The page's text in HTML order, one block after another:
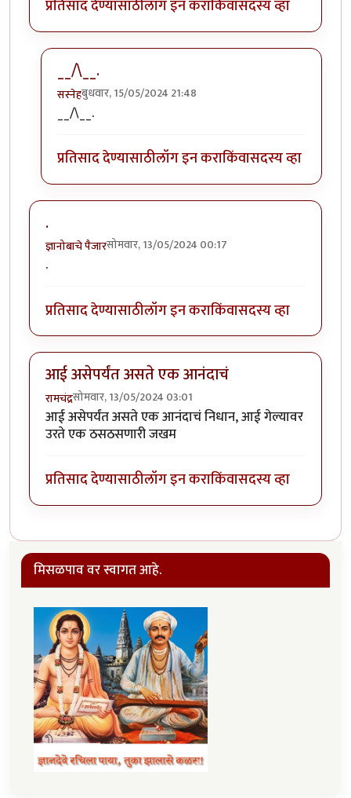
प्रतिसाद देण्यासाठीलॉग इन कराकिंवासदस्य व्हा
__/\__.
सस्नेहबुधवार, 15/05/2024 21:48
In reply to
__/\__.
प्रतिसाद देण्यासाठीलॉग इन कराकिंवासदस्य व्हा
.
ज्ञानोबाचे पैजारसोमवार, 13/05/2024 00:17
.
प्रतिसाद देण्यासाठीलॉग इन कराकिंवासदस्य व्हा
आई असेपर्यंत असते एक आनंदाचं
रामचंद्रसोमवार, 13/05/2024 03:01
आई असेपर्यंत असते एक आनंदाचं निधान, आई गेल्यावर
उरते एक ठसठसणारी जखम
प्रतिसाद देण्यासाठीलॉग इन कराकिंवासदस्य व्हा
मिसळपाव वर स्वागत आहे.